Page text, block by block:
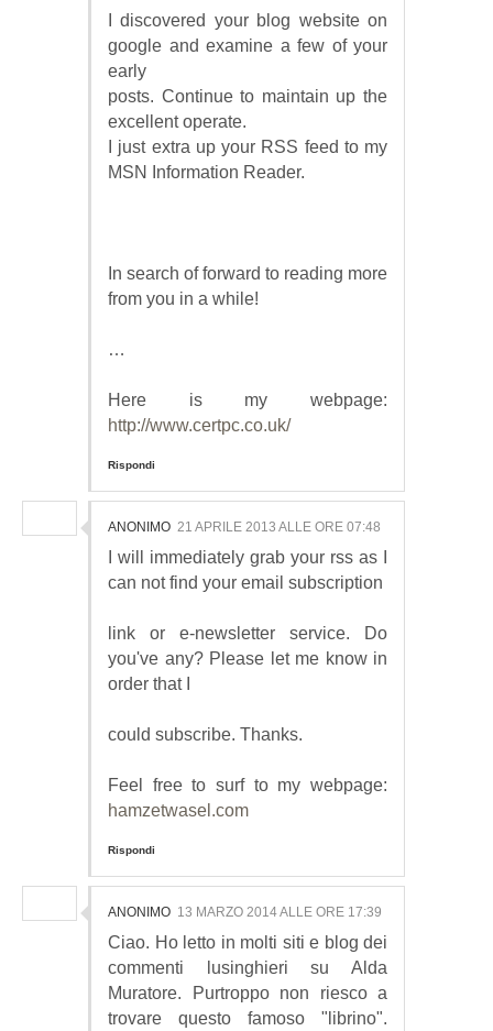
I discovered your blog website on
google and examine a few of your
early
posts. Continue to maintain up the
excellent operate.
I just extra up your RSS feed to my
MSN Information Reader.
In search of forward to reading more
from you in a while!
…
Here is my webpage:
http://www.certpc.co.uk/
Rispondi
ANONIMO 21 APRILE 2013 ALLE ORE 07:48
I will immediately grab your rss as I
can not find your email subscription
link or e-newsletter service. Do
you've any? Please let me know in
order that I
could subscribe. Thanks.
Feel free to surf to my webpage:
hamzetwasel.com
Rispondi
ANONIMO 13 MARZO 2014 ALLE ORE 17:39
Ciao. Ho letto in molti siti e blog dei
commenti lusinghieri su Alda
Muratore. Purtroppo non riesco a
trovare questo famoso "librino".